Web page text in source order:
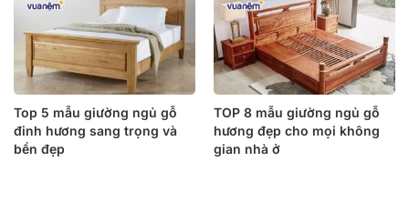
Top 5 mẫu giường ngủ gỗ
đinh hương sang trọng và
bền đẹp
TOP 8 mẫu giường ngủ gỗ
hương đẹp cho mọi không
gian nhà ở